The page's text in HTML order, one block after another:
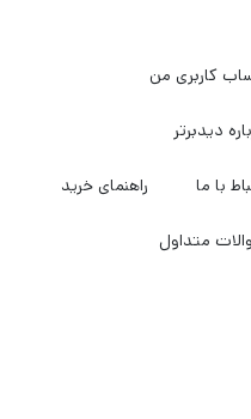
کاربری من
دیدبرتر
با ما راهنمای خرید
متداول